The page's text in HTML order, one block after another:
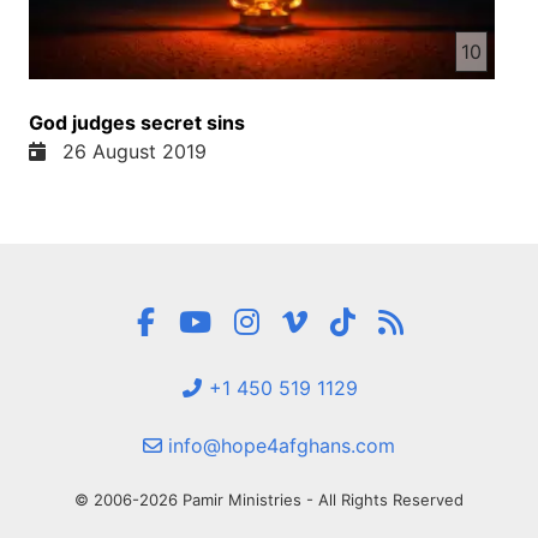
10
God judges secret sins
26 August 2019
+1 450 519 1129
info@hope4afghans.com
© 2006-2026 Pamir Ministries - All Rights Reserved